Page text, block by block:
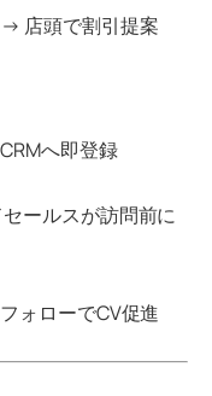
店頭で割引提案
へ即登録
ールスが訪問前に
ォローでCV促進